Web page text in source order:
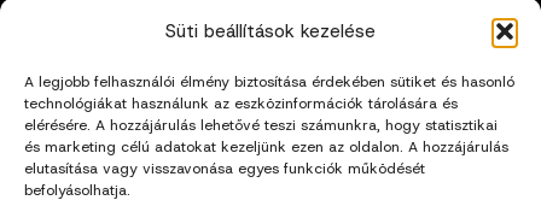
Süti beállítások kezelése
A legjobb felhasználói élmény biztosítása érdekében sütiket és hasonló
technológiákat használunk az eszközinformációk tárolására és
elérésére. A hozzájárulás lehetővé teszi számunkra, hogy statisztikai
és marketing célú adatokat kezeljünk ezen az oldalon. A hozzájárulás
elutasítása vagy visszavonása egyes funkciók működését
befolyásolhatja.
Általános Felhasználási Feltételek
Adatkezelési Tájékoztató
Impresszum